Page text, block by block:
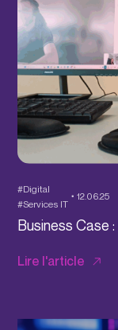
#Digital
#Services IT
12.06.25
Business Case
Lire l'article